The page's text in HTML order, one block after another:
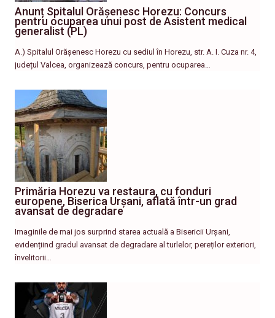
Anunț Spitalul Orășenesc Horezu: Concurs
pentru ocuparea unui post de Asistent medical
generalist (PL)
A.) Spitalul Orășenesc Horezu cu sediul în Horezu, str. A. I. Cuza nr. 4,
județul Valcea, organizează concurs, pentru ocuparea…
Primăria Horezu va restaura, cu fonduri
europene, Biserica Urșani, aflată într-un grad
avansat de degradare
Imaginile de mai jos surprind starea actuală a Bisericii Urșani,
evidențiind gradul avansat de degradare al turlelor, pereților exteriori,
învelitorii…